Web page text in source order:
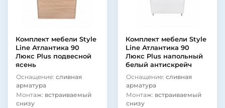
Комплект мебели Style
Line Атлантика 90
Люкс Plus подвесной
ясень
Оснащение: сливная
арматура
Монтаж: встраиваемый
снизу
Комплект мебели Style
Line Атлантика 90
Люкс Plus напольный
белый антискрейч
Оснащение: сливная
арматура
Монтаж: встраиваемый
снизу